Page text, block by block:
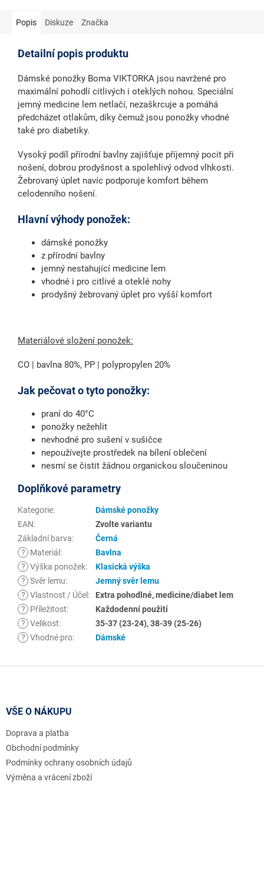
Popis Diskuze Značka
Detailní popis produktu
Dámské ponožky Boma VIKTORKA jsou navržené pro
maximální pohodlí citlivých i oteklých nohou. Speciální
jemný medicine lem netlačí, nezaškrcuje a pomáhá
předcházet otlakům, díky čemuž jsou ponožky vhodné
také pro diabetiky.
Vysoký podíl přírodní bavlny zajišťuje příjemný pocit při
nošení, dobrou prodyšnost a spolehlivý odvod vlhkosti.
Žebrovaný úplet navíc podporuje komfort během
celodenního nošení.
Hlavní výhody ponožek:
dámské ponožky
z přírodní bavlny
jemný nestahující medicine lem
vhodné i pro citlivé a oteklé nohy
prodyšný žebrovaný úplet pro vyšší komfort
Materiálové složení ponožek:
CO | bavlna 80%, PP | polypropylen 20%
Jak pečovat o tyto ponožky:
praní do 40°C
ponožky nežehlit
nevhodné pro sušení v sušičce
nepoužívejte prostředek na bílení oblečení
nesmí se čistit žádnou organickou sloučeninou
Doplňkové parametry
Kategorie:
Dámské ponožky
EAN:
Zvolte variantu
Základní barva:
Černá
?
Materiál :
Bavlna
? Výška ponožek:
Klasická výška
? Svěr lemu:
Jemný svěr lemu
? Vlastnost / Účel :
Extra pohodlné, medicine/diabet lem
?
Příležitost:
Každodenní použití
? Velikost:
35-37 (23-24), 38-39 (25-26)
? Vhodné pro: Dámské
VŠE O NÁKUPU
Doprava a platba
Obchodní podmínky
Podmínky ochrany osobních údajů
Výměna a vrácení zboží